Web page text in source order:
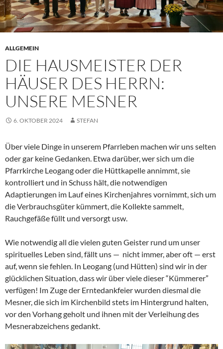
ALLGEMEIN
DIE HAUSMEISTER DER
HÄUSER DES HERRN:
UNSERE MESNER
6. OKTOBER 2024 STEFAN
Über viele Dinge in unserem Pfarrleben machen wir uns selten
oder gar keine Gedanken. Etwa darüber, wer sich um die
Pfarrkirche Leogang oder die Hüttkapelle annimmt, sie
kontrolliert und in Schuss hält, die notwendigen
Adaptierungen im Lauf eines Kirchenjahres vornimmt, sich um
die Verbrauchsgüter kümmert, die Kollekte sammelt,
Rauchgefäße füllt und versorgt usw.
Wie notwendig all die vielen guten Geister rund um unser
spirituelles Leben sind, fällt uns — nicht immer, aber oft — erst
auf, wenn sie fehlen. In Leogang (und Hütten) sind wir in der
glücklichen Situation, dass wir über viele dieser “Kümmerer”
verfügen! Im Zuge der Erntedankfeier wurden diesmal die
Mesner, die sich im Kirchenbild stets im Hintergrund halten,
vor den Vorhang geholt und ihnen mit der Verleihung des
Mesnerabzeichens gedankt.